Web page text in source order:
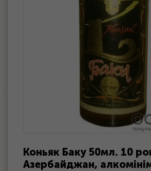
Коньяк Баку 50мл. 10
Азербайджан,